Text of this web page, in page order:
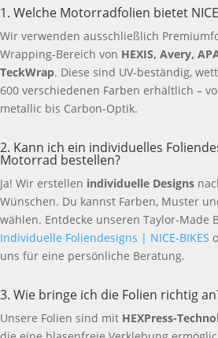
1. Welche Motorradfolien bietet
Wir verwenden ausschließlich
Wrapping-Bereich von HEXIS, Avery,
TeckWrap. Diese sind UV-beständig,
600 verschiedenen Farben erhältlich –
metallic bis Carbon-Optik.
2. Kann ich ein individuelles
Motorrad bestellen?
Ja! Wir erstellen individuelle Designs
Wünschen. Du kannst Farben, Muster
wählen. Entdecke unseren Taylor-Made
Individuelle Foliendesigns | NICE-BIKES
uns für eine persönliche Beratung.
3. Wie bringe ich die Folien richtig
Unsere Folien sind mit HEXPress-